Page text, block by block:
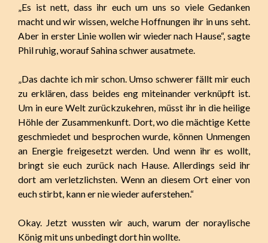
„Es ist nett, dass ihr euch um uns so viele Gedanken
macht und wir wissen, welche Hoffnungen ihr in uns seht.
Aber in erster Linie wollen wir wieder nach Hause“, sagte
Phil ruhig, worauf Sahina schwer ausatmete.
„Das dachte ich mir schon. Umso schwerer fällt mir euch
zu erklären, dass beides eng miteinander verknüpft ist.
Um in eure Welt zurückzukehren, müsst ihr in die heilige
Höhle der Zusammenkunft. Dort, wo die mächtige Kette
geschmiedet und besprochen wurde, können Unmengen
an Energie freigesetzt werden. Und wenn ihr es wollt,
bringt sie euch zurück nach Hause. Allerdings seid ihr
dort am verletzlichsten. Wenn an diesem Ort einer von
euch stirbt, kann er nie wieder auferstehen.“
Okay. Jetzt wussten wir auch, warum der noraylische
König mit uns unbedingt dort hin wollte.